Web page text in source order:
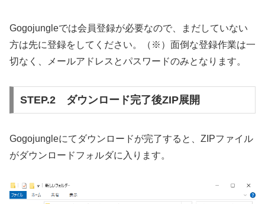
Gogojungleでは会員登録が必要なので、まだしていない
方は先に登録をしてください。（※）面倒な登録作業は一
切なく、メールアドレスとパスワードのみとなります。
STEP.2 ダウンロード完了後ZIP展開
Gogojungleにてダウンロードが完了すると、ZIPファイル
がダウンロードフォルダに入ります。